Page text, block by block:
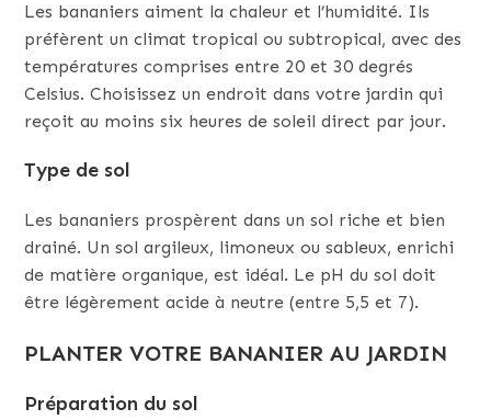
Les bananiers aiment la chaleur et l’humidité. Ils
préfèrent un climat tropical ou subtropical, avec des
températures comprises entre 20 et 30 degrés
Celsius. Choisissez un endroit dans votre jardin qui
reçoit au moins six heures de soleil direct par jour.
Type de sol
Les bananiers prospèrent dans un sol riche et bien
drainé. Un sol argileux, limoneux ou sableux, enrichi
de matière organique, est idéal. Le pH du sol doit
être légèrement acide à neutre (entre 5,5 et 7).
PLANTER VOTRE BANANIER AU JARDIN
Préparation du sol